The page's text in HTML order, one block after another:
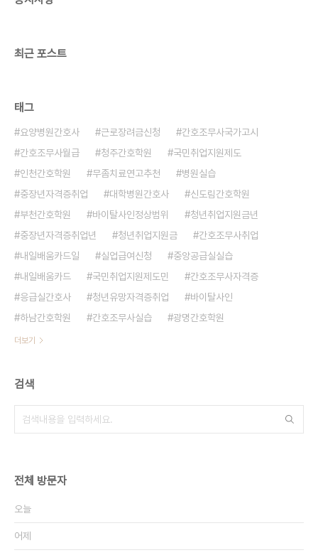
최근 포스트
태그
요양병원간호사 근로장려금신청
간호조무사국가고시
간호조무사월급
청주간호학원
국민취업지원제도
인천간호학원
무좀치료연고추천
병원실습
중장년자격증취업
대학병원간호사
신도림간호학원
부천간호학원
바이탈사인정상범위
청년취업지원금년
중장년자격증취업년
청년취업지원금
간호조무사취업
내일배움카드일
실업급여신청
중앙공급실실습
내일배움카드
국민취업지원제도민
간호조무사자격증
응급실간호사
청년유망자격증취업
바이탈사인
하남간호학원
간호조무사실습 광명간호학원
더보기
검색
전체 방문자
오늘
어제